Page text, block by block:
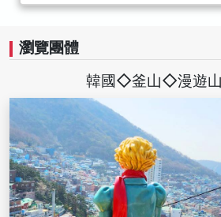
瀏覽團體
韓國◇釜山◇漫遊